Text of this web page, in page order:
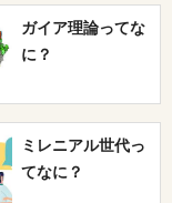
ガイア理論ってな
に？
ミレニアル世代っ
てなに？